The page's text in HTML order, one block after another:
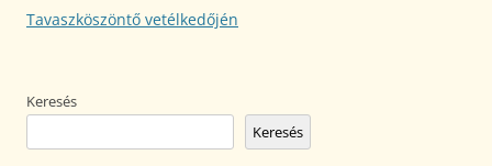
Tavaszköszöntő vetélkedőjén
Keresés
Keresés